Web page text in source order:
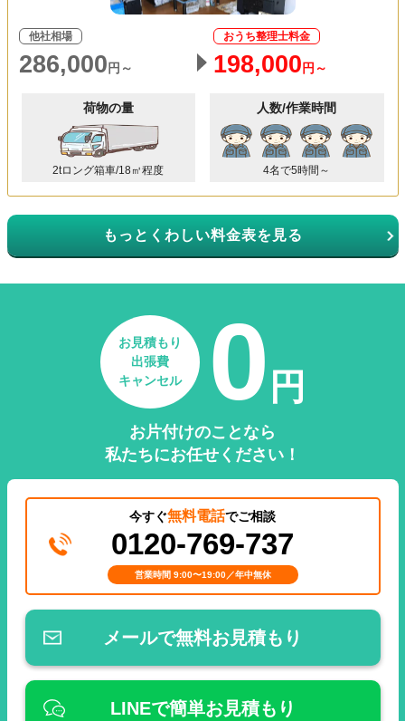
他社相場
286,000 円～
おうち整理士料金
198,000 円～
荷物の量
2tロング箱車/18㎥程度
人数/作業時間
4名で5時間～
もっとくわしい料金表を見る
お見積もり
出張費
キャンセル
0 円
お片付けのことなら
私たちにお任せください！
今すぐ無料電話でご相談
0120-769-737
営業時間 9:00〜19:00／年中無休
メールで無料お見積もり
LINEで簡単お見積もり